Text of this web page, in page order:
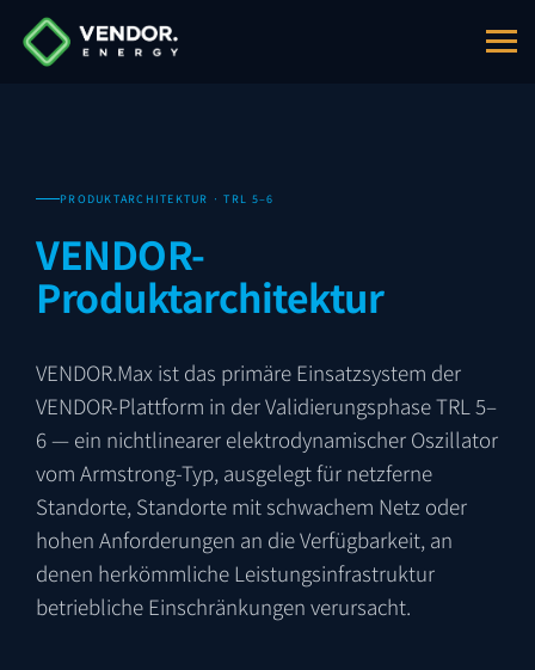
PRODUKT­ARCHITEKTUR · TRL 5–6
VENDOR-
Produkt­architektur
VENDOR.Max ist das primäre Einsatzsystem der
VENDOR-Plattform in der Validierungsphase TRL 5–
6 — ein nichtlinearer elektrodynamischer Oszillator
vom Armstrong-Typ, ausgelegt für netzferne
Standorte, Standorte mit schwachem Netz oder
hohen Anforderungen an die Verfügbarkeit, an
denen herkömmliche Leistungs­infrastruktur
betriebliche Einschränkungen verursacht.